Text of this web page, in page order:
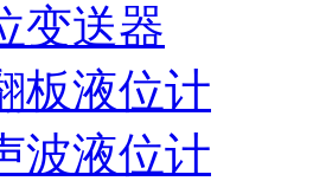
变送器
板液位计
波液位计